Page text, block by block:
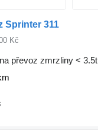
Sprinter 311
Kč
převoz zmrzliny < 3.5t